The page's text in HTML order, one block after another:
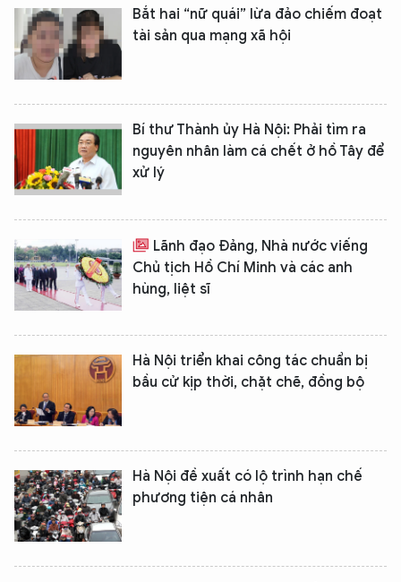
Bắt hai “nữ quái” lừa đảo chiếm đoạt
tài sản qua mạng xã hội
Bí thư Thành ủy Hà Nội: Phải tìm ra
nguyên nhân làm cá chết ở hồ Tây để
xử lý
Lãnh đạo Đảng, Nhà nước viếng
Chủ tịch Hồ Chí Minh và các anh
hùng, liệt sĩ
Hà Nội triển khai công tác chuẩn bị
bầu cử kịp thời, chặt chẽ, đồng bộ
Hà Nội đề xuất có lộ trình hạn chế
phương tiện cá nhân